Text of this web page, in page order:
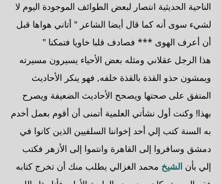
الناحية الحديثية انتصار لبعض الطوائف الموجودة اليوم لا
لشيء سوى أنه كما قال أيضا الشاعر " أتاني هواها قبل
أن أعرف الهوى *** فصادف قلبا خاويا فتمكنا "
هذا الرجل عقلاني ومثله بعض الأحياء يسيرون مسيرته
ويمشون حذو القذة بالقذة خلفه, فهو ينكر الأحاديث
المتفق على صحتها ويصحح الأحاديث الضعيفة ويصرح
بهذا! وكنت أول نشأتي العلمية أتمنى أن أقوم بعمل أخدم
به السنة كتب إلي أحد إخواننا السلفيين الذين كانوا في
دمشق وسافروا إلى القاهرة وانتموا إلى الأزهر فكتب
إلي بأن الشيخ محمد الغزالي يطلب منك أن تخرج كتابه